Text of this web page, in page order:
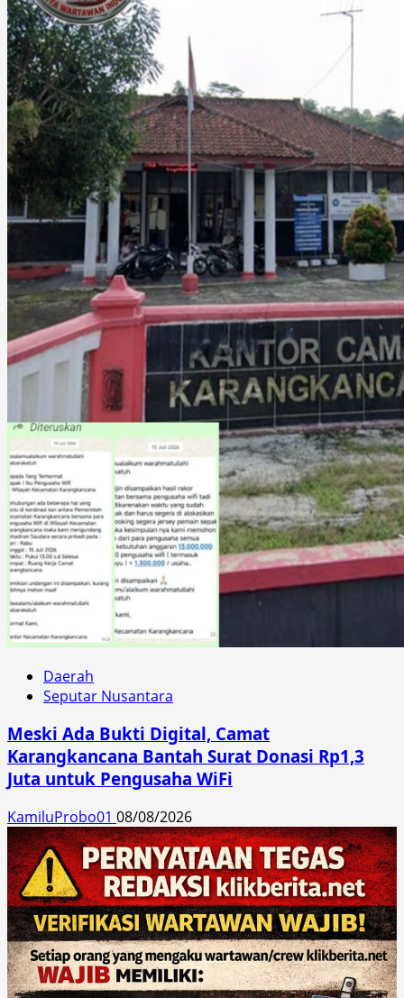
Daerah
Seputar Nusantara
Meski Ada Bukti Digital, Camat
Karangkancana Bantah Surat Donasi Rp1,3
Juta untuk Pengusaha WiFi
KamiluProbo01 08/08/2026